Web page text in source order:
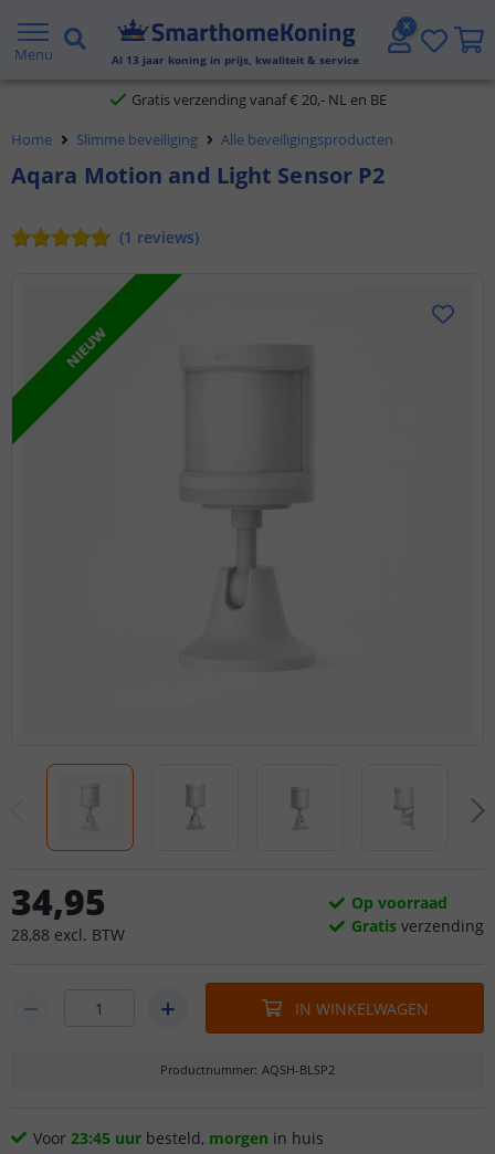
Menu Al 13 jaar koning in prijs, kwaliteit & service
2 jaar garantie
Gratis verzending vanaf € 20,- NL en BE
Klantbeoordeling 9.1
Home Slimme beveiliging Alle beveiligingsproducten
Aqara Motion and Light Sensor P2
(1 reviews)
NIEUW
34,95
28,88 excl. BTW
Op voorraad
Gratis verzending
IN WINKELWAGEN
Productnummer: AQSH-BLSP2
Voor 23:45 uur besteld, morgen in huis